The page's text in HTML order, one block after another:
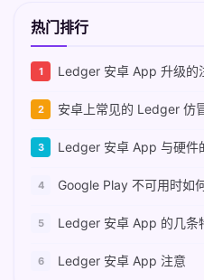
热门排行
Ledger 安卓 App 升级的
安卓上常见的 Ledger 仿
Ledger 安卓 App 与硬件
Google Play 不可用时如
Ledger 安卓 App 的几条
Ledger 安卓 App 注意